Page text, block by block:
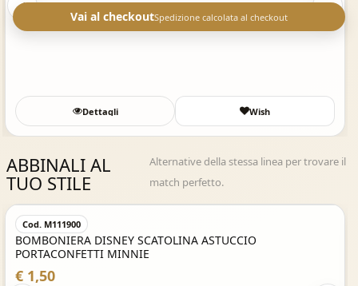
Vai al checkoutSpedizione calcolata al checkout
Dettagli Wish
ABBINALI AL
TUO STILE
Alternative della stessa linea per trovare il
match perfetto.
Acquisto Veloce
Cod. M111900
BOMBONIERA DISNEY SCATOLINA ASTUCCIO
PORTACONFETTI MINNIE
€ 1,50